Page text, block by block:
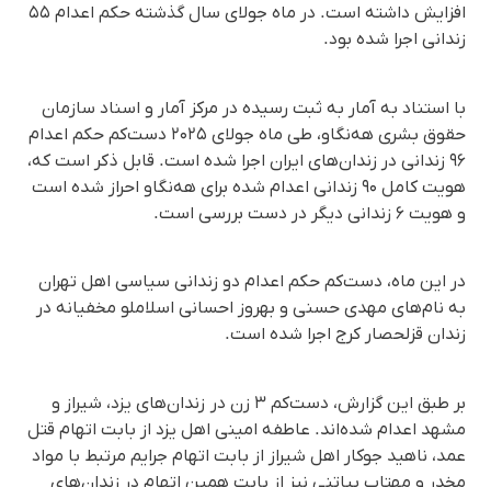
افزایش داشته است. در ماه جولای سال گذشته حکم اعدام ۵۵
زندانی اجرا شده بود.
با استناد به آمار به ثبت رسیده در مرکز آمار و اسناد سازمان
حقوق بشری هه‌نگاو، طی ماه جولای ۲۰۲۵ دست‌کم حکم اعدام
۹۶ زندانی در زندان‌های ایران اجرا شده است. قابل ذکر است که،
هویت کامل ۹۰ زندانی اعدام شده برای هه‌نگاو احراز شده است
و هویت ۶ زندانی دیگر در دست بررسی است.
در این ماه، دست‌کم حکم اعدام دو زندانی سیاسی اهل تهران
به نام‌های مهدی حسنی و بهروز احسانی اسلاملو مخفیانه در
زندان قزلحصار کرج اجرا شده است.
بر طبق این گزارش، دست‌کم ۳ زن در زندان‌های یزد، شیراز و
مشهد اعدام شده‌اند. عاطفه امینی اهل یزد از بابت اتهام قتل
عمد، ناهید جوکار اهل شیراز از بابت اتهام جرایم مرتبط با مواد
مخدر و مهتاب بیاتنی نیز از بابت همین اتهام در زندان‌های